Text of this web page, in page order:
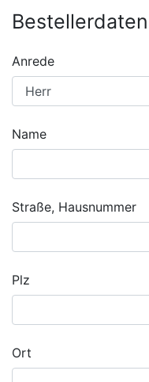
Bestellerdaten
Anrede
Name
Straße, Hausnummer
Plz
Ort